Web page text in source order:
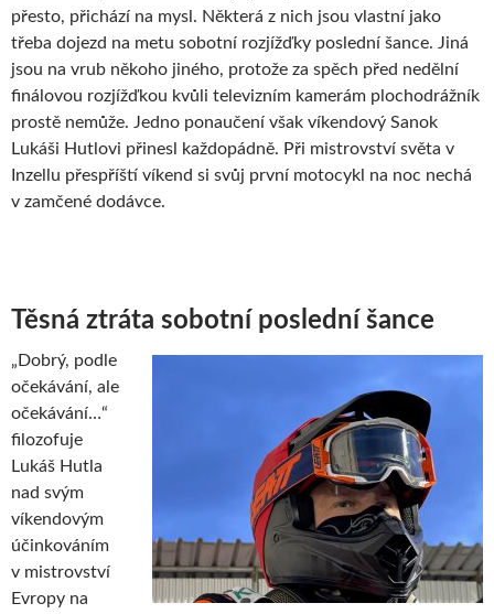
přesto, přichází na mysl. Některá z nich jsou vlastní jako
třeba dojezd na metu sobotní rozjížďky poslední šance. Jiná
jsou na vrub někoho jiného, protože za spěch před nedělní
finálovou rozjížďkou kvůli televizním kamerám plochodrážník
prostě nemůže. Jedno ponaučení však víkendový Sanok
Lukáši Hutlovi přinesl každopádně. Při mistrovství světa v
Inzellu přespříští víkend si svůj první motocykl na noc nechá
v zamčené dodávce.
Těsná ztráta sobotní poslední šance
„Dobrý, podle
očekávání, ale
očekávání…“
filozofuje
Lukáš Hutla
nad svým
víkendovým
účinkováním
v mistrovství
Evropy na